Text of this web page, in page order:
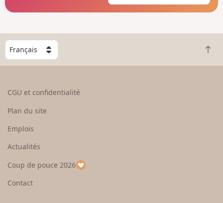
C
o
e
u
p
a
R
e
CGU et confidentialité
Plan du site
Emplois
Actualités
Coup de pouce 2026
Contact